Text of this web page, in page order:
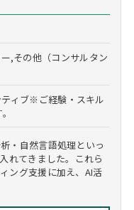
,その他（コンサルタン
ィブ※ご経験・スキル
・自然言語処理といっ
れてきました。これら
ング支援に加え、AI活